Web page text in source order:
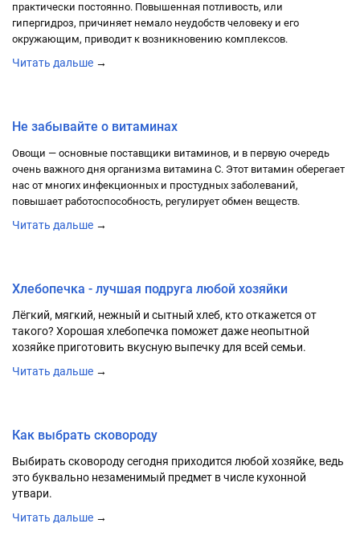
практически постоянно. Повышенная потливость, или
гипергидроз, причиняет немало неудобств человеку и его
окружающим, приводит к возникновению комплексов.
Читать дальше →
Не забывайте о витаминах
Овощи — основные поставщики витаминов, и в первую очередь
очень важного дня организма витамина С. Этот витамин оберегает
нас от многих инфекционных и простудных заболеваний,
повышает работоспособность, регулирует обмен веществ.
Читать дальше →
Хлебопечка - лучшая подруга любой хозяйки
Лёгкий, мягкий, нежный и сытный хлеб, кто откажется от
такого? Хорошая хлебопечка поможет даже неопытной
хозяйке приготовить вкусную выпечку для всей семьи.
Читать дальше →
Как выбрать сковороду
Выбирать сковороду сегодня приходится любой хозяйке, ведь
это буквально незаменимый предмет в числе кухонной
утвари.
Читать дальше →